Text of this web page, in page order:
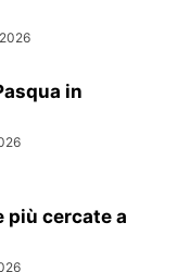
in
più cercate a